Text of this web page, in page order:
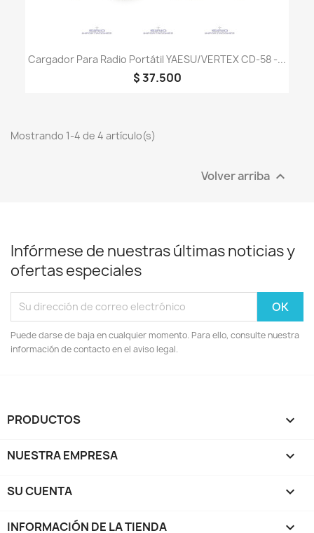
Cargador Para Radio Portátil YAESU/VERTEX CD-58 -...
$ 37.500
Mostrando 1-4 de 4 artículo(s)
Volver arriba 
Infórmese de nuestras últimas noticias y
ofertas especiales
Puede darse de baja en cualquier momento. Para ello, consulte nuestra
información de contacto en el aviso legal.
PRODUCTOS 
NUESTRA EMPRESA 
SU CUENTA 
INFORMACIÓN DE LA TIENDA keyboard_arrow_down